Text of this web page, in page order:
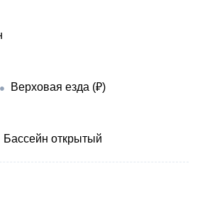
Верховая езда (₽)
Бассейн открытый